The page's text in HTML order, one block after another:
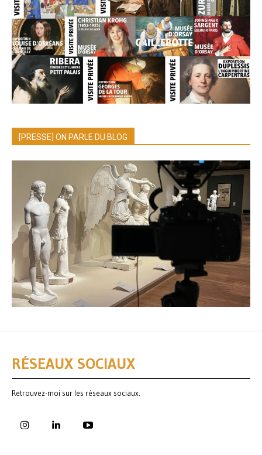
[PRESSE] ON PARLE DU BLOG
RÉSEAUX SOCIAUX
Retrouvez-moi sur les réseaux sociaux.